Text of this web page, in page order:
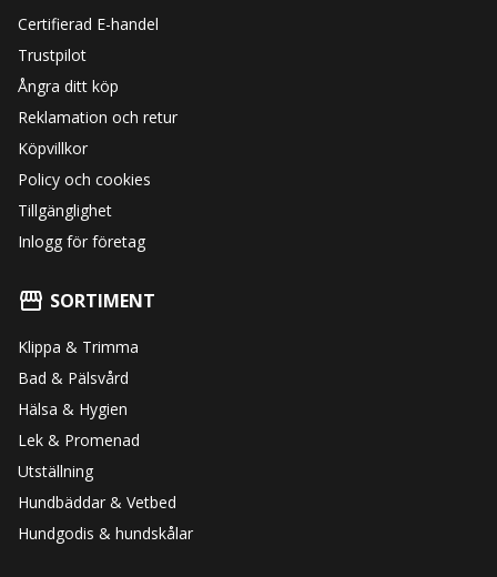
Certifierad E-handel
Trustpilot
Ångra ditt köp
Reklamation och retur
Köpvillkor
Policy och cookies
Tillgänglighet
Inlogg för företag
SORTIMENT
Klippa & Trimma
Bad & Pälsvård
Hälsa & Hygien
Lek & Promenad
Utställning
Hundbäddar & Vetbed
Hundgodis & hundskålar